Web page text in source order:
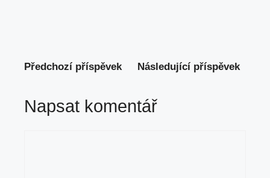
Předchozí příspěvek Následující příspěvek
Napsat komentář